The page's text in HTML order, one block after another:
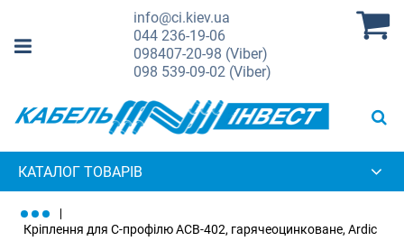
info@ci.kiev.ua
044236-19-06
098407-20-98 (Viber)
098 539-09-02 (Viber)
КАТАЛОГ ТОВАРІВ
Кріплення для С-профілю ACB-402, гарячеоцинковане, Ardic